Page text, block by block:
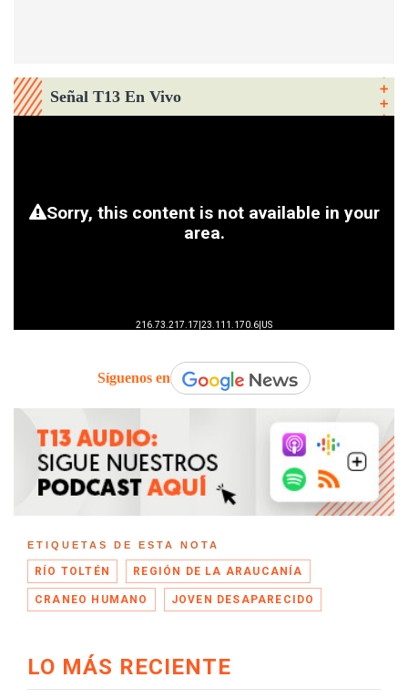
Señal T13 En Vivo
Síguenos en
ETIQUETAS DE ESTA NOTA
RÍO TOLTÉN REGIÓN DE LA ARAUCANÍA
CRANEO HUMANO JOVEN DESAPARECIDO
LO MÁS RECIENTE